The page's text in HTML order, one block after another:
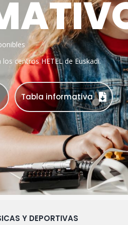
centros HETEL de Euskadi.
Tabla informativa
Y DEPORTIVAS